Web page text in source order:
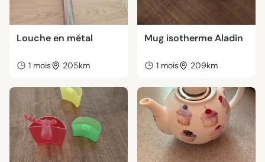
Louche en métal
1 mois 205km
Mug isotherme Aladin
1 mois 209km